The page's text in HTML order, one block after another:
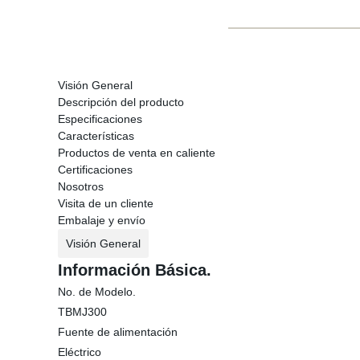
Visión General
Descripción del producto
Especificaciones
Características
Productos de venta en caliente
Certificaciones
Nosotros
Visita de un cliente
Embalaje y envío
Visión General
Información Básica.
No. de Modelo.
TBMJ300
Fuente de alimentación
Eléctrico